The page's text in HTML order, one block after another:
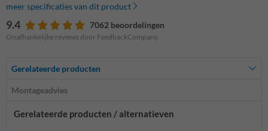
meer specificaties van dit product
9.4 7062 beoordelingen
Onafhankelijke reviews door FeedbackCompany
Gerelateerde producten
Montageadvies
Gerelateerde producten / alternatieven